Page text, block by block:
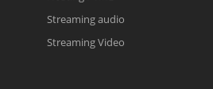
y nos contactaremos a la brevedad.
electrónico con sus datos personales.
Streaming audio
Streaming Video